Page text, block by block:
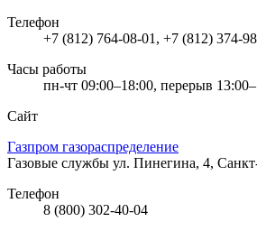
Телефон
+7 (812) 764-08-01, +7 (812) 374-
Часы работы
пн-чт 09:00–18:00, перерыв
Сайт
Газпром газораспределение
Газовые службы ул. Пинегина, 4,
Телефон
8 (800) 302-40-04